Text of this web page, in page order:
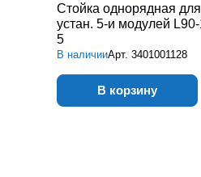
Стойка однорядная для
устан. 5-и модулей
5
В наличииАрт. 3401001128
В корзину